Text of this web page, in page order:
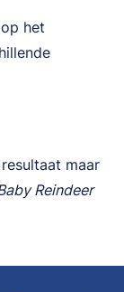
het
maar
Reindeer